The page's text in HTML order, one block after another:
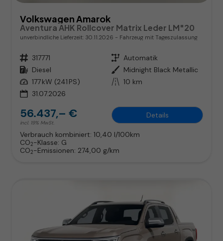
Volkswagen Amarok
Aventura AHK Rollcover Matrix Leder LM"20
unverbindliche Lieferzeit: 30.11.2026 Fahrzeug mit Tageszulassung
Fahrzeugnr. 317771 Getriebe Automatik
Kraftstoff Diesel Außenfarbe Midnight Black Metallic
Leistung 177 kW (241 PS) Kilometerstand 10 km
31.07.2026
56.437,– €
incl. 19% MwSt.
Details
Verbrauch kombiniert: 10,40 l/100km
CO2-Klasse: G
CO2-Emissionen: 274,00 g/km